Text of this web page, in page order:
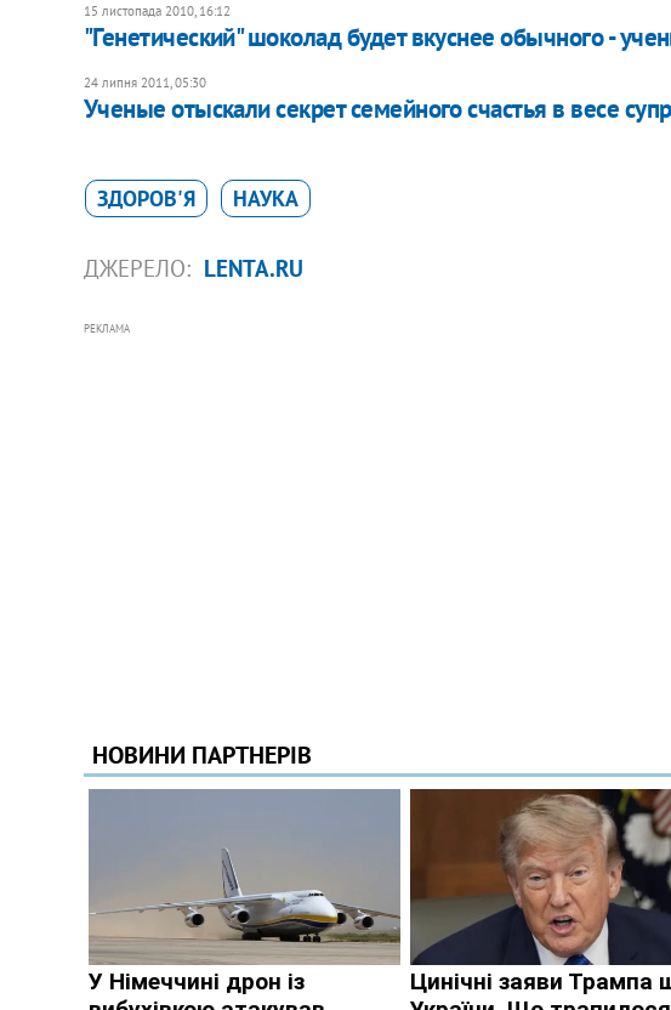
15 листопада 2010, 16:12
"Генетический" шоколад будет вкуснее обычного -
24 липня 2011, 05:30
Ученые отыскали секрет семейного счастья в весе
ЗДОРОВ'Я НАУКА
ДЖЕРЕЛО: LENTA.RU
РЕКЛАМА